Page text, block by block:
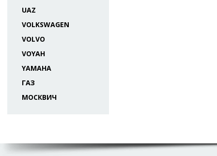
UAZ
VOLKSWAGEN
VOLVO
VOYAH
YAMAHA
ГАЗ
МОСКВИЧ